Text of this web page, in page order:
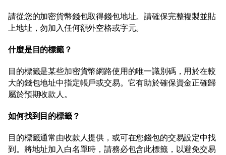
請從您的加密貨幣錢包取得錢包地址。請確保完整複製並貼
上地址，勿加入任何額外空格或字元。
什麼是目的標籤？
目的標籤是某些加密貨幣網路使用的唯一識別碼，用於在較
大的錢包地址中指定帳戶或交易。它有助於確保資金正確歸
屬於預期收款人。
如何找到目的標籤？
目的標籤通常由收款人提供，或可在您錢包的交易設定中找
到。將地址加入白名單時，請務必包含此標籤，以避免交易